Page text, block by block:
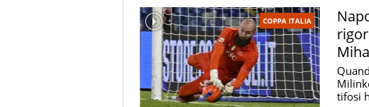
COPPA ITALIA
tifosi